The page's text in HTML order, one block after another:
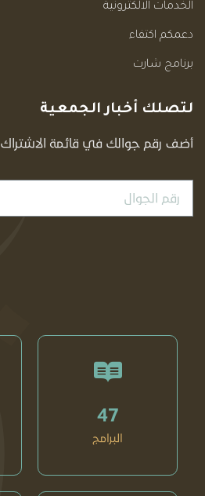
الخدمات الالكترونية
دعمكم اكتفاء
برنامج شارت
لتصلك أخبار الجمعية
أضف رقم جوالك في قائمة الاشتراك
47
البرامج